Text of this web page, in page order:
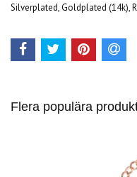
Silverplated, Goldplated (14k),
Flera populära